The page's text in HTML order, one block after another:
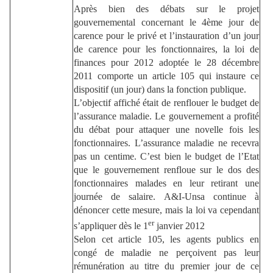
Après bien des débats sur le projet
gouvernemental concernant le 4ème jour de
carence pour le privé et l’instauration d’un jour
de carence pour les fonctionnaires, la loi de
finances pour 2012 adoptée le 28 décembre
2011 comporte un article 105 qui instaure ce
dispositif (un jour) dans la fonction publique.
L’objectif affiché était de renflouer le budget de
l’assurance maladie. Le gouvernement a profité
du débat pour attaquer une novelle fois les
fonctionnaires. L’assurance maladie ne recevra
pas un centime. C’est bien le budget de l’Etat
que le gouvernement renfloue sur le dos des
fonctionnaires malades en leur retirant une
journée de salaire. A&I-Unsa continue à
dénoncer cette mesure, mais la loi va cependant
s’appliquer dès le 1 erjanvier 2012
Selon cet article 105, les agents publics en
congé de maladie ne perçoivent pas leur
rémunération au titre du premier jour de ce